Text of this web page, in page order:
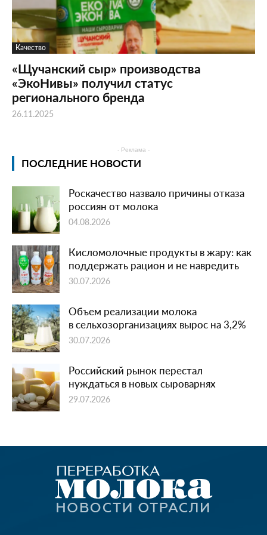
Качество
«Щучанский сыр» производства
«ЭкоНивы» получил статус
регионального бренда
26.11.2025
- Реклама -
ПОСЛЕДНИЕ НОВОСТИ
Роскачество назвало причины отказа
россиян от молока
04.08.2026
Кисломолочные продукты в жару: как
поддержать рацион и не навредить
30.07.2026
Объем реализации молока
в сельхозорганизациях вырос на 3,2%
30.07.2026
Российский рынок перестал
нуждаться в новых сыроварнях
29.07.2026